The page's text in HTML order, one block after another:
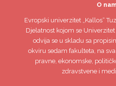
O
Evropski univerzitet„Kallos“
Djelatnost kojom se
odvija se u skladu sa
okviru sedam fakulteta, na
pravne, ekonomske,
zdravstvene i